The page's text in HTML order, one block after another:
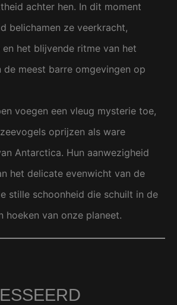
achter hen. In dit moment
belichamen ze veerkracht,
en het blijvende ritme van het
de meest barre omgevingen op
voegen een vleug mysterie toe,
oprijzen als ware
Antarctica. Hun aanwezigheid
het delicate evenwicht van de
stille schoonheid die schuilt in de
hoeken van onze planeet.